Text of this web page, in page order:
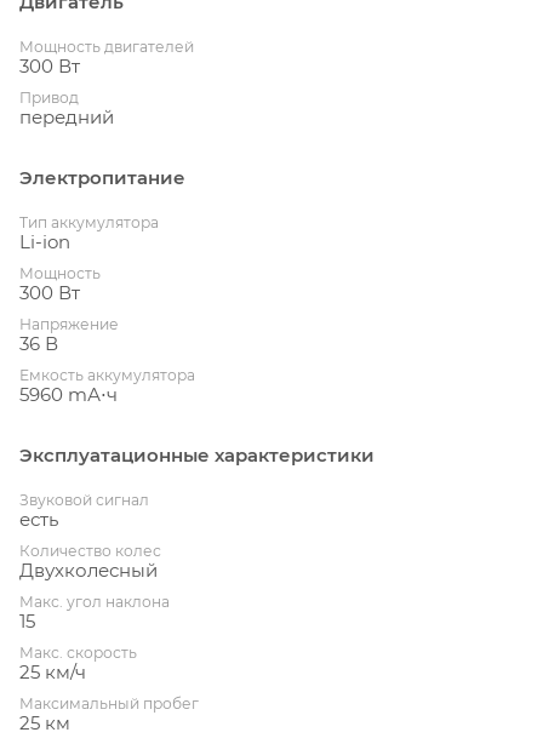
Мощность двигателей
300 Вт
Привод
передний
Электропитание
Тип аккумулятора
Li-ion
Мощность
300 Вт
Напряжение
36 В
Емкость аккумулятора
5960 mА⋅ч
Эксплуатационные характеристики
Звуковой сигнал
есть
Количество колес
Двухколесный
Макс. угол наклона
15
Макс. скорость
25 км/ч
Максимальный пробег
25 км